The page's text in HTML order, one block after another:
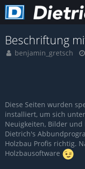
Beschriftung
benjamin_gretsch
Diese Seiten wurden
installiert, um sich
Neuigkeiten, Bilder und
Dietrich's
Holzbau Profis richtig.
Holzbausoftware